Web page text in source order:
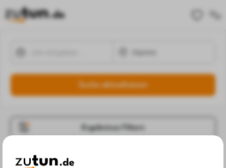
Suche aktualisieren
Ergebnisse Filtern
Jobangebote